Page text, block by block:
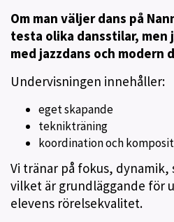
Om man väljer dans på
testa olika dansstilar, men
med jazzdans och modern
Undervisningen innehåller:
eget skapande
teknikträning
koordination och
Vi tränar på fokus,
vilket är grundläggande för
elevens rörelsekvalitet.